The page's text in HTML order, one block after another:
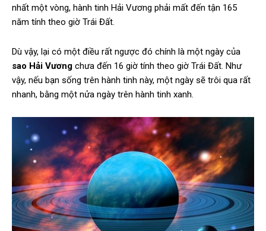
nhất một vòng, hành tinh Hải Vương phải mất đến tận 165
năm tính theo giờ Trái Đất.
Dù vậy, lại có một điều rất ngược đó chính là một ngày của
sao Hải Vương chưa đến 16 giờ tính theo giờ Trái Đất. Như
vậy, nếu bạn sống trên hành tinh này, một ngày sẽ trôi qua rất
nhanh, bằng một nửa ngày trên hành tinh xanh.